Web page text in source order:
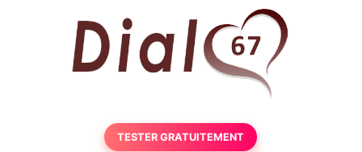
TESTER GRATUITEMENT